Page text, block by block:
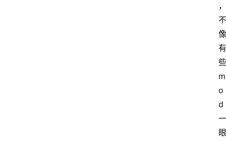
，
不
像
有
些
m
o
d
一
眼